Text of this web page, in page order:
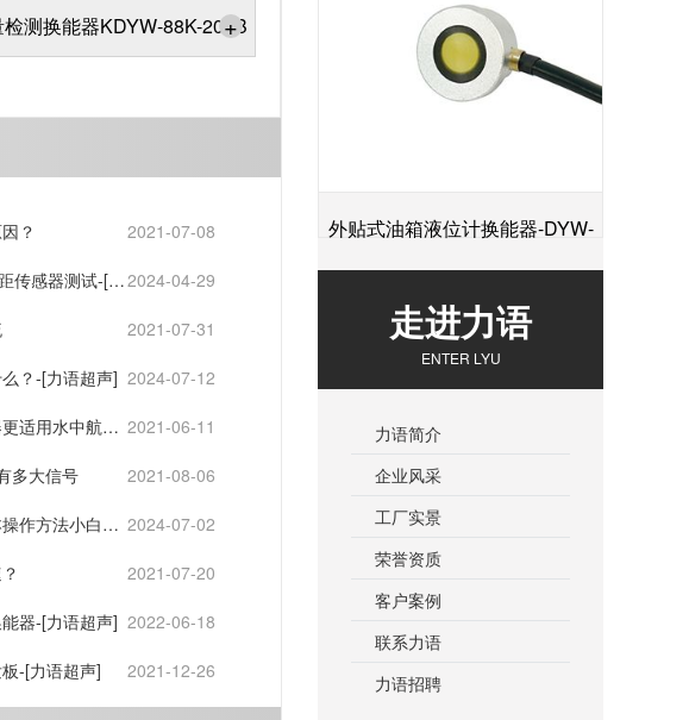
测换能器KDYW-88K-200B
+
？ 2021-07-08
传感器测试-[力2024-04-29
2021-07-31
？-[力语超声] 2024-07-12
适用水中航器 2021-06-11
多大信号 2021-08-06
作方法小白也 2024-07-02
2021-07-20
器-[力语超声] 2022-06-18
-[力语超声] 2021-12-26
外贴式油箱液位计换能器-DYW-
2M-01F
走进力语
ENTER LYU
力语简介
企业风采
工厂实景
荣誉资质
客户案例
联系力语
力语招聘